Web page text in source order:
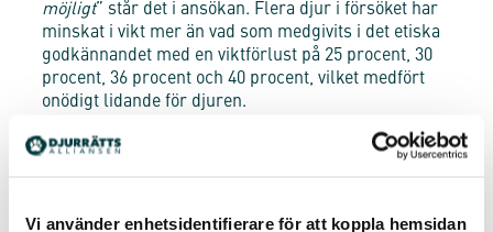
Vi använder enhetsidentifierare för att koppla hemsidan
möjligt” står det i ansökan. Flera djur i försöket har
minskat i vikt mer än vad som medgivits i det etiska
godkännandet med en viktförlust på 25 procent, 30
procent, 36 procent och 40 procent, vilket medfört
onödigt lidande för djuren.
Djur har avlivats i syfte att tillvarata vävnader och organ